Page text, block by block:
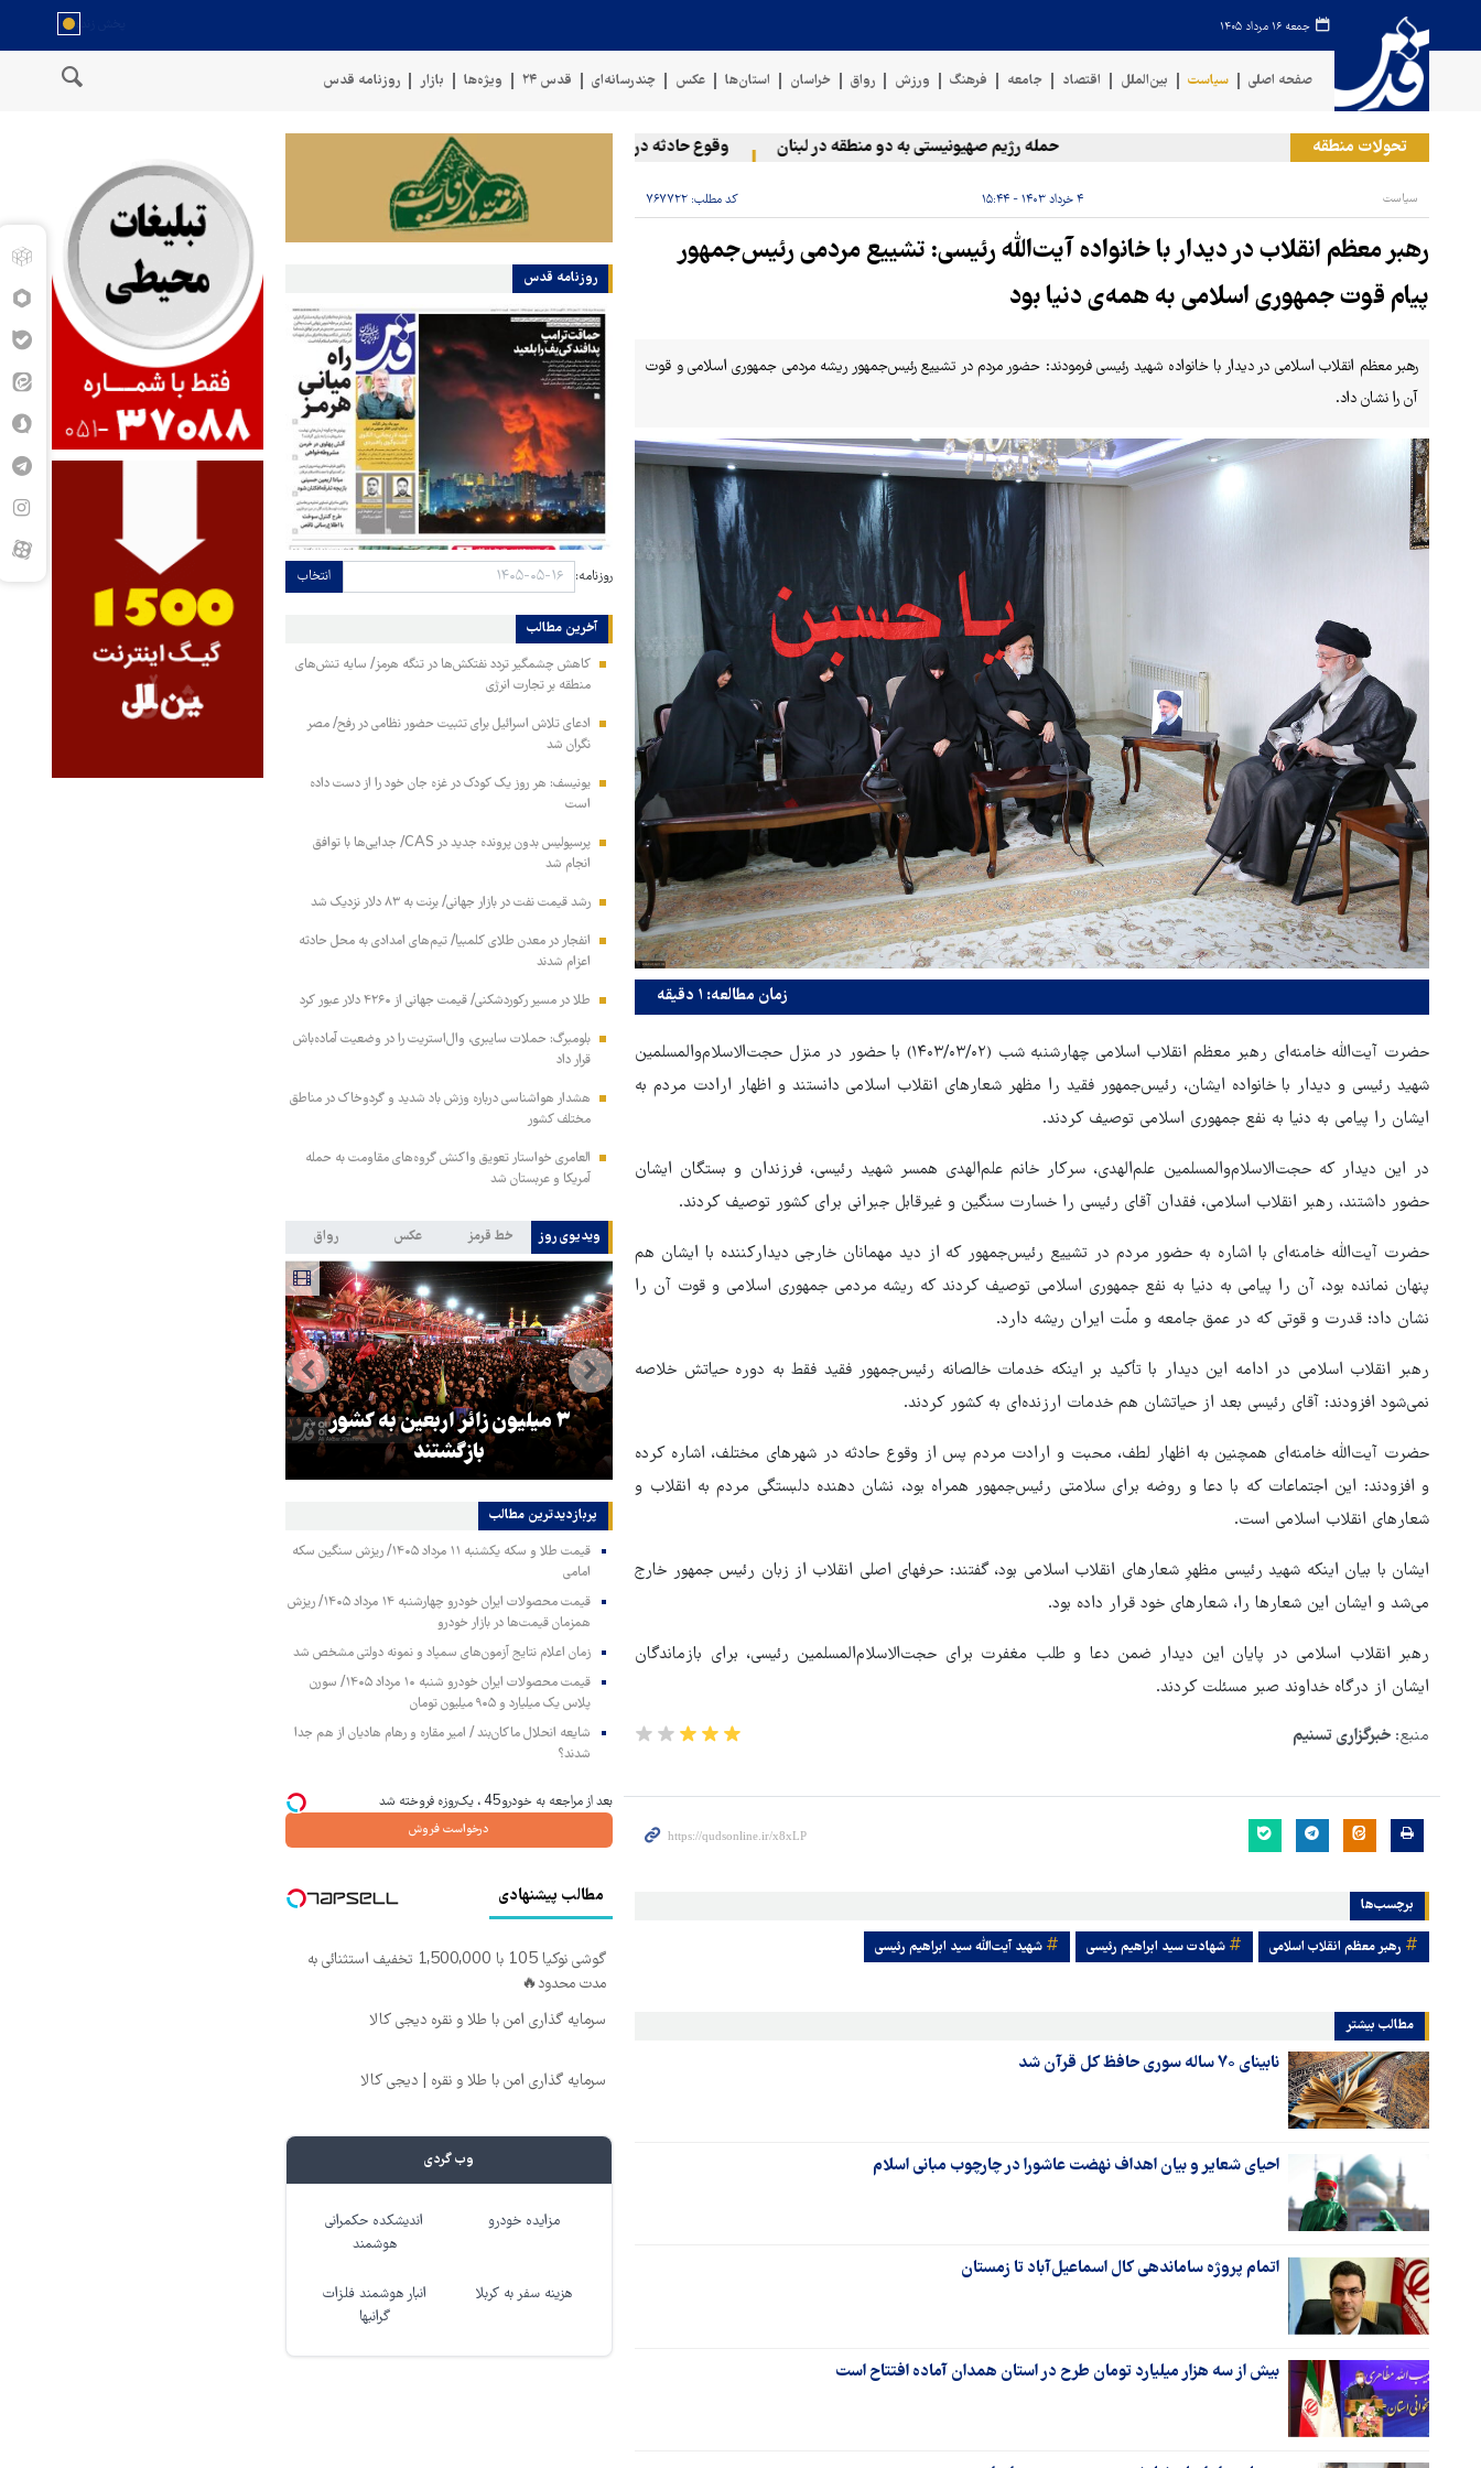
جمعه ۱۶ مرداد ۱۴۰۵
صفحه اصلی سیاست بین‌الملل اقتصاد جامعه فرهنگ ورزش رواق خراسان استان‌ها عکس چندرسانه‌ای قدس ۲۴ ویژه‌ها بازار روزنامه قدس
تحولات منطقه حمله رژیم صهیونیستی به دو منطقه در لبنان وقوع حادثه دریایی در سواحل عمان سخنگوی نیروهای مسلح یمن: کشتی نفتی عربستان را با موشک بالستیک
سیاست ۴ خرداد ۱۴۰۳ - ۱۵:۴۴ کد مطلب: ۷۶۷۷۲۲
رهبر معظم انقلاب در دیدار با خانواده آیت‌الله رئیسی: تشییع مردمی رئیس‌جمهور
پیام قوت جمهوری اسلامی به همه‌ی دنیا بود
رهبر معظم انقلاب اسلامی در دیدار با خانواده شهید رئیسی فرمودند: حضور مردم در تشییع رئیس‌جمهور ریشه‌ مردمی جمهوری اسلامی و قوت
آن را نشان داد.
زمان مطالعه: ۱ دقیقه
حضرت آیت‌الله خامنه‌ای رهبر معظم انقلاب اسلامی چهارشنبه شب (۱۴۰۳/۰۳/۰۲) با حضور در منزل حجت‌الاسلام‌والمسلمین
شهید رئیسی و دیدار با خانواده ایشان، رئیس‌جمهور فقید را مظهر شعارهای انقلاب اسلامی دانستند و اظهار ارادت مردم به
ایشان را پیامی به دنیا به نفع جمهوری اسلامی توصیف کردند.
در این دیدار که حجت‌الاسلام‌والمسلمین علم‌الهدی، سرکار خانم علم‌الهدی همسر شهید رئیسی، فرزندان و بستگان ایشان
حضور داشتند، رهبر انقلاب اسلامی، فقدان آقای رئیسی را خسارت سنگین و غیرقابل جبرانی برای کشور توصیف کردند.
حضرت آیت‌الله خامنه‌ای با اشاره به حضور مردم در تشییع رئیس‌جمهور که از دید مهمانان خارجی دیدارکننده با ایشان هم
پنهان نمانده بود، آن را پیامی به دنیا به نفع جمهوری اسلامی توصیف کردند که ریشه‌ مردمی جمهوری اسلامی و قوت آن را
نشان داد؛ قدرت و قوتی که در عمق جامعه و ملّت ایران ریشه دارد.
رهبر انقلاب اسلامی در ادامه این دیدار با تأکید بر اینکه خدمات خالصانه رئیس‌جمهور فقید فقط به دوره حیاتش خلاصه
نمی‌شود افزودند: آقای رئیسی بعد از حیاتشان هم خدمات ارزنده‌ای به کشور کردند.
حضرت آیت‌الله خامنه‌ای همچنین به اظهار لطف، محبت و ارادت مردم پس از وقوع حادثه در شهرهای مختلف، اشاره کرده
و افزودند: این اجتماعات که با دعا و روضه برای سلامتی رئیس‌جمهور همراه بود، نشان‌ دهنده‌ دلبستگی مردم به انقلاب و
شعارهای انقلاب اسلامی است.
ایشان با بیان اینکه شهید رئیسی مظهرِ شعارهای انقلاب اسلامی بود، گفتند: حرفهای اصلی انقلاب از زبان رئیس جمهور خارج
می‌شد و ایشان این شعارها را، شعارهای خود قرار داده بود.
رهبر انقلاب اسلامی در پایان این دیدار ضمن دعا و طلب مغفرت برای حجت‌الاسلام‌المسلمین رئیسی، برای بازماندگان
ایشان از درگاه خداوند صبر مسئلت کردند.
منبع: خبرگزاری تسنیم
برچسب‌ها
رهبر معظم انقلاب اسلامی شهادت سید ابراهیم رئیسی شهید آیت‌الله سید ابراهیم رئیسی
مطالب بیشتر
نابینای ۷۰ ساله سوری حافظ کل قرآن شد
احیای شعایر و بیان اهداف نهضت عاشورا در چارچوب مبانی اسلام
اتمام پروژه ساماندهی کال اسماعیل‌آباد تا زمستان
بیش از سه هزار میلیارد تومان طرح در استان همدان آماده افتتاح است
روزنامه قدس
روزنامه: انتخاب
آخرین مطالب
کاهش چشمگیر تردد نفتکش‌ها در تنگه هرمز/ سایه تنش‌های
منطقه بر تجارت انرژی
ادعای تلاش اسرائیل برای تثبیت حضور نظامی در رفح/ مصر
نگران شد
یونیسف: هر روز یک کودک در غزه جان خود را از دست داده
است
پرسپولیس بدون پرونده جدید در CAS/ جدایی‌ها با توافق
انجام شد
رشد قیمت نفت در بازار جهانی/ برنت به ۸۳ دلار نزدیک شد
انفجار در معدن طلای کلمبیا/ تیم‌های امدادی به محل حادثه
اعزام شدند
طلا در مسیر رکوردشکنی/ قیمت جهانی از ۴۲۶۰ دلار عبور کرد
بلومبرگ: حملات سایبری، وال‌استریت را در وضعیت آماده‌باش
قرار داد
هشدار هواشناسی درباره وزش باد شدید و گردوخاک در مناطق
مختلف کشور
العامری خواستار تعویق واکنش گروه‌های مقاومت به حمله
آمریکا و عربستان شد
ویدیوی روز خط قرمز عکس رواق
هماهنگی محور مقاومت، آمریکا را
در منطقه درمانده کرد
جنگ‌طلبی است!
۳ میلیون زائر اربعین به کشور
بازگشتند
پربازدیدترین‌ مطالب
قیمت طلا و سکه یکشنبه ۱۱ مرداد ۱۴۰۵/ ریزش سنگین سکه
امامی
قیمت محصولات ایران خودرو چهارشنبه ۱۴ مرداد ۱۴۰۵/ ریزش
همزمان قیمت‌ها در بازار خودرو
زمان اعلام نتایج آزمون‌های سمپاد و نمونه دولتی مشخص شد
قیمت محصولات ایران خودرو شنبه ۱۰ مرداد ۱۴۰۵/ سورن
پلاس یک میلیارد و ۹۰۵ میلیون تومان
شایعه انحلال ماکان‌بند / امیر مقاره و رهام هادیان از هم جدا
شدند؟
بعد از مراجعه به خودرو45 ، یک‌روزه فروخته شد
درخواست فروش
مطالب پیشنهادی
گوشی نوکیا 105 با 1,500,000 تخفیف استثنائی به
مدت محدود🔥
سرمایه گذاری امن با طلا و نقره دیجی کالا
سرمایه گذاری امن با طلا و نقره | دیجی کالا
وب گردی
مزایده خودرو
اندیشکده حکمرانی
هوشمند
هزینه سفر به کربلا
انبار هوشمند فلزات
گرانبها